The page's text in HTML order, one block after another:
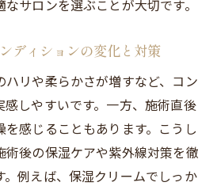
なエステ施術の見極め方法
用を比較して判断する重要性
医療の併用も検討しよう
で選ぶエステ療法の基準
サロンを選ぶことが大切です。
ディションの変化と対策
リや柔らかさが増すなど、コン
しやすいです。一方、施術直後
感じることもあります。こうし
術後の保湿ケアや紫外線対策を徹
例えば、保湿クリームでしっか